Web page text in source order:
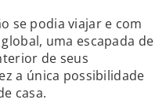
se podia viajar e com
uma escapada de
de seus
a única possibilidade
casa.